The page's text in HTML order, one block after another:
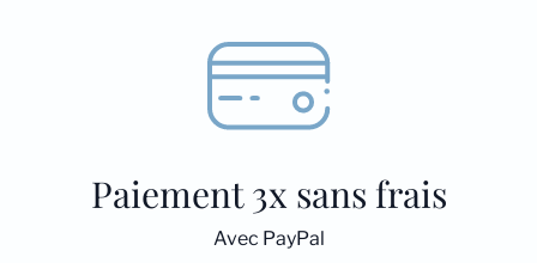
Paiement 3x sans frais
Avec PayPal